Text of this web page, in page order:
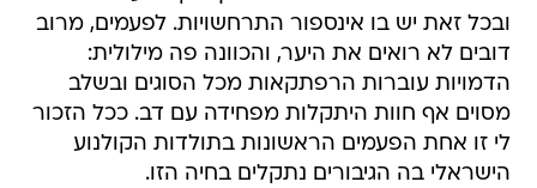
ובכל זאת יש בו אינספור התרחשויות. לפעמים, מרוב
דובים לא רואים את היער, והכוונה פה מילולית:
הדמויות עוברות הרפתקאות מכל הסוגים ובשלב
מסוים אף חוות היתקלות מפחידה עם דב. ככל הזכור
לי זו אחת הפעמים הראשונות בתולדות הקולנוע
הישראלי בה הגיבורים נתקלים בחיה הזו.